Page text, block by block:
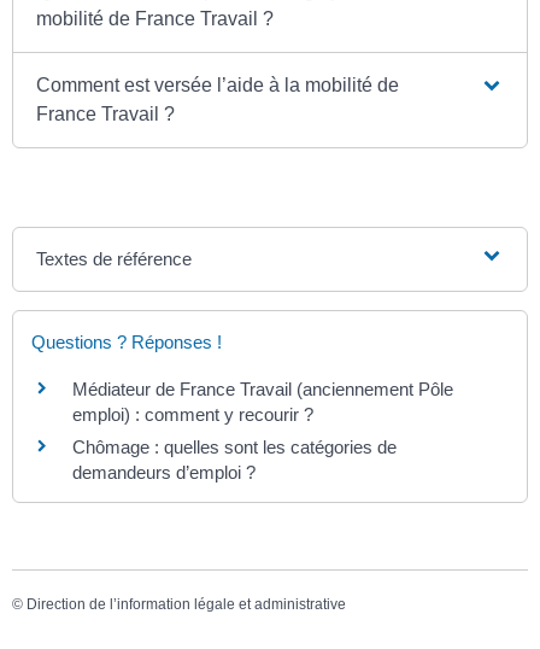
mobilité de France Travail ?
Comment est versée l’aide à la mobilité de
France Travail ?
Textes de référence
Questions ? Réponses !
Médiateur de France Travail (anciennement Pôle
emploi) : comment y recourir ?
Chômage : quelles sont les catégories de
demandeurs d’emploi ?
© Direction de l’information légale et administrative